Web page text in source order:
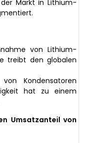
Markt in Lithium-
von Lithium-
treibt den globalen
Kondensatoren
hat zu einem
Umsatzanteil von